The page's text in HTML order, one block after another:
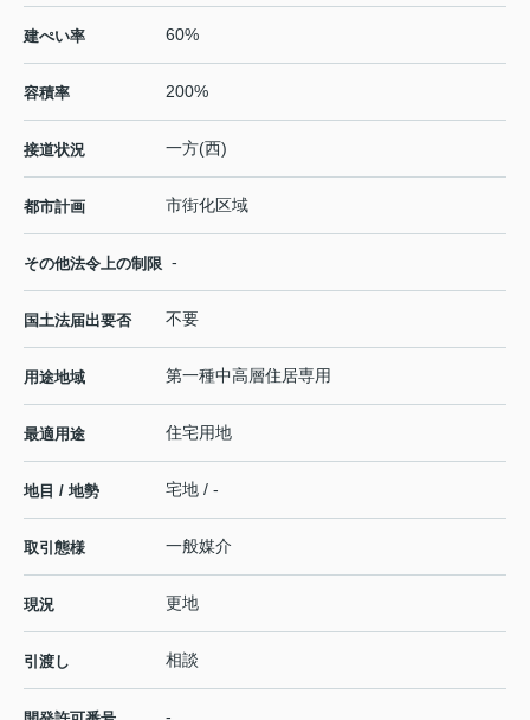
建ぺい率 60%
容積率 200%
接道状況 一方(西)
都市計画 市街化区域
その他法令上の制限 -
国土法届出要否 不要
用途地域 第一種中高層住居専用
最適用途 住宅用地
地目 / 地勢 宅地 / -
取引態様 一般媒介
現況 更地
引渡し 相談